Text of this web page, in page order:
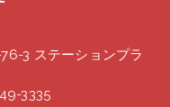
3 ステーションプラ
3335